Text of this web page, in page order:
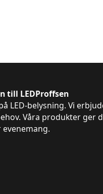
till LEDProffsen
LED-belysning. Vi
Våra produkter ger